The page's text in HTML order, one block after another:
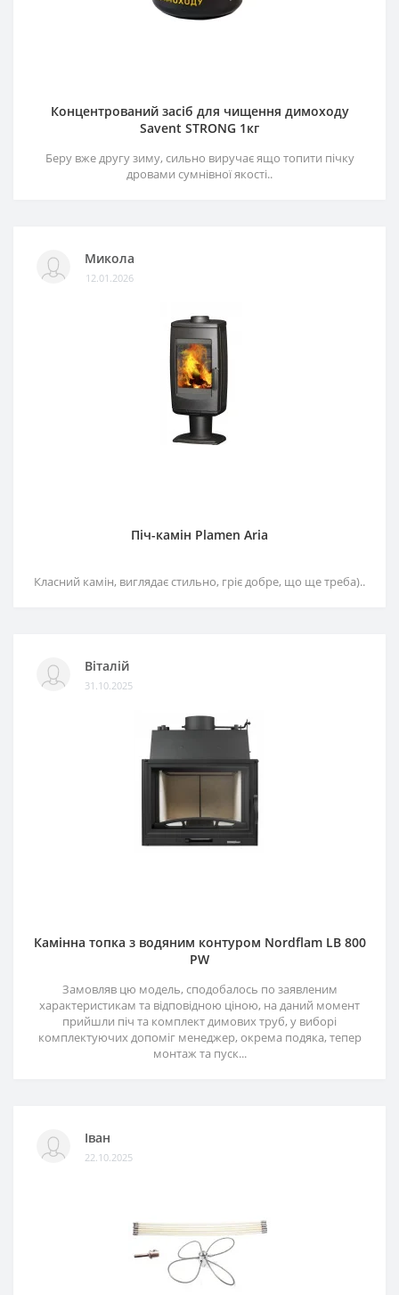
Концентрований засіб для чищення димоходу
Savent STRONG 1кг
Беру вже другу зиму, сильно виручає ящо топити пічку
дровами сумнівної якості..
Микола
12.01.2026
Піч-камін Plamen Aria
Класний камін, виглядає стильно, гріє добре, що ще треба)..
Віталій
31.10.2025
Камінна топка з водяним контуром Nordflam LB 800
PW
Замовляв цю модель, сподобалось по заявленим
характеристикам та відповідною ціною, на даний момент
прийшли піч та комплект димових труб, у виборі
комплектуючих допоміг менеджер, окрема подяка, тепер
монтаж та пуск...
Іван
22.10.2025